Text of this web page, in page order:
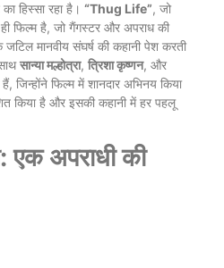
हिस्सा रहा है। “Thug Life”, जो
फिल्म है, जो गैंगस्टर और अपराध की
मानवीय संघर्ष की कहानी पेश करती
सान्या मल्होत्रा, त्रिशा कृष्णन, और
फिल्म में शानदार अभिनय किया
किया है और इसकी कहानी में हर पहलू
एक अपराधी की